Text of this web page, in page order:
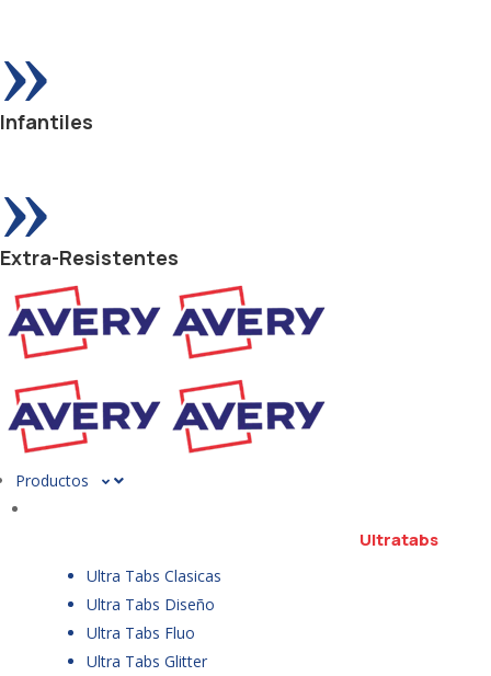
»
Infantiles
»
Extra-Resistentes
Productos
Ultratabs
Ultra Tabs Clasicas
Ultra Tabs Diseño
Ultra Tabs Fluo
Ultra Tabs Glitter